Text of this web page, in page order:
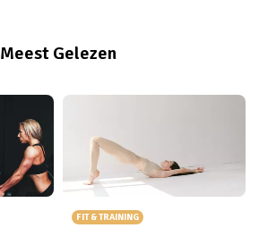
Meest Gelezen
FIT & TRAINING